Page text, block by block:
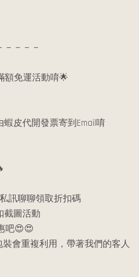
－－－－
額免運活動唷🌟
皮代開發票寄到Email唷
訊聊聊領取折扣碼
截圖活動
吧😍😍
會重複利用，帶著我們的客人